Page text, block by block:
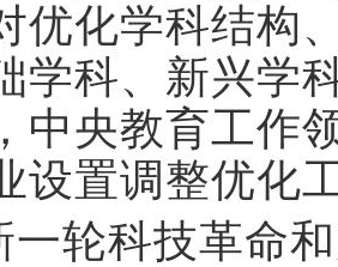
优化学科结构
学科、新兴学
中央教育工作
设置调整优化
一轮科技革命